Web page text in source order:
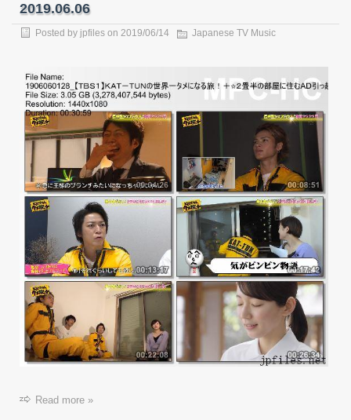
2019.06.06
Posted by jpfiles on 2019/06/14 Japanese TV Music
Read more »